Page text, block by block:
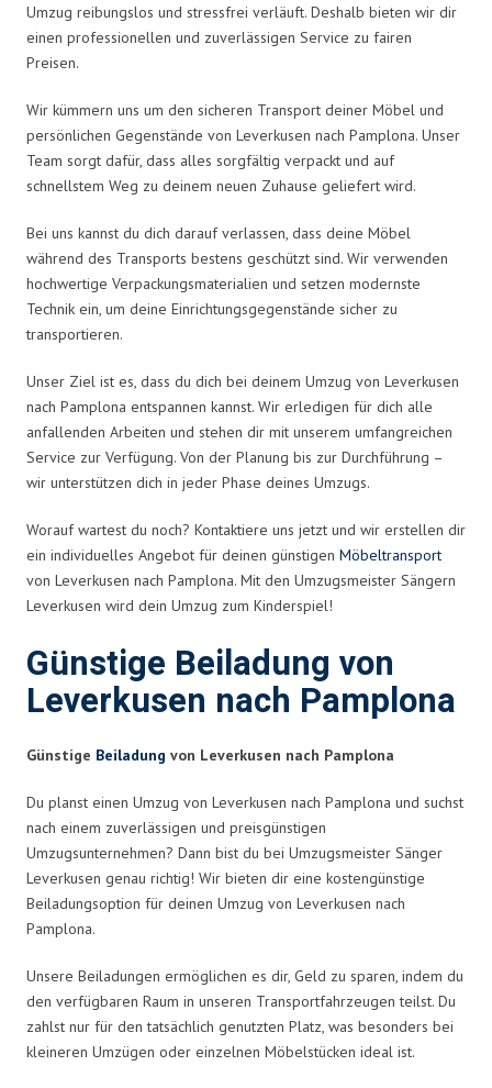
Umzug reibungslos und stressfrei verläuft. Deshalb bieten wir dir
einen professionellen und zuverlässigen Service zu fairen
Preisen.
Wir kümmern uns um den sicheren Transport deiner Möbel und
persönlichen Gegenstände von Leverkusen nach Pamplona. Unser
Team sorgt dafür, dass alles sorgfältig verpackt und auf
schnellstem Weg zu deinem neuen Zuhause geliefert wird.
Bei uns kannst du dich darauf verlassen, dass deine Möbel
während des Transports bestens geschützt sind. Wir verwenden
hochwertige Verpackungsmaterialien und setzen modernste
Technik ein, um deine Einrichtungsgegenstände sicher zu
transportieren.
Unser Ziel ist es, dass du dich bei deinem Umzug von Leverkusen
nach Pamplona entspannen kannst. Wir erledigen für dich alle
anfallenden Arbeiten und stehen dir mit unserem umfangreichen
Service zur Verfügung. Von der Planung bis zur Durchführung –
wir unterstützen dich in jeder Phase deines Umzugs.
Worauf wartest du noch? Kontaktiere uns jetzt und wir erstellen dir
ein individuelles Angebot für deinen günstigen Möbeltransport
von Leverkusen nach Pamplona. Mit den Umzugsmeister Sängern
Leverkusen wird dein Umzug zum Kinderspiel!
Günstige Beiladung von
Leverkusen nach Pamplona
Günstige Beiladung von Leverkusen nach Pamplona
Du planst einen Umzug von Leverkusen nach Pamplona und suchst
nach einem zuverlässigen und preisgünstigen
Umzugsunternehmen? Dann bist du bei Umzugsmeister Sänger
Leverkusen genau richtig! Wir bieten dir eine kostengünstige
Beiladungsoption für deinen Umzug von Leverkusen nach
Pamplona.
Unsere Beiladungen ermöglichen es dir, Geld zu sparen, indem du
den verfügbaren Raum in unseren Transportfahrzeugen teilst. Du
zahlst nur für den tatsächlich genutzten Platz, was besonders bei
kleineren Umzügen oder einzelnen Möbelstücken ideal ist.